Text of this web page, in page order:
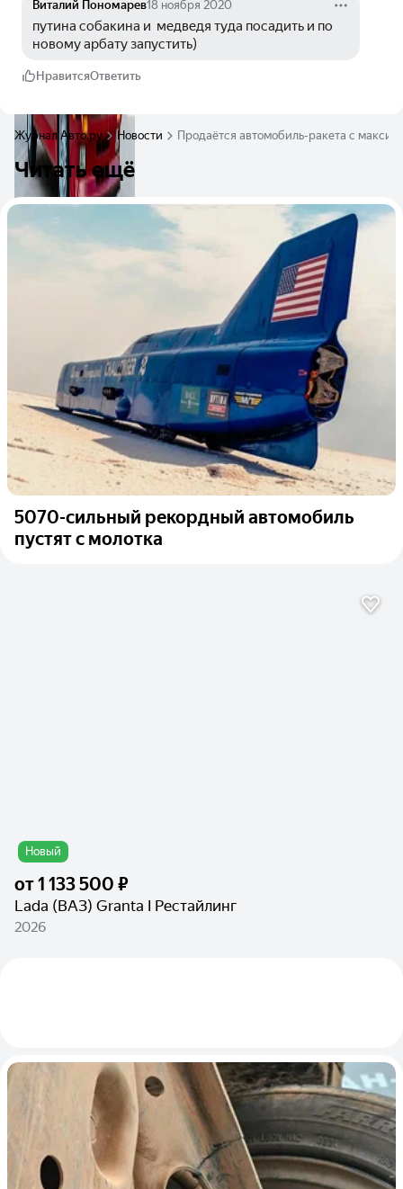
Виталий Пономарев18 ноября 2020
путина собакина и  медведя туда посадить и по
новому арбату запустить)
НравитсяОтветить
Журнал Авто.ру Новости Продаётся автомобиль-ракета с
Читать ещё
5070-сильный рекордный автомобиль
пустят с молотка
Новый
от1 133 500 ₽
Lada (ВАЗ) Granta I Рестайлинг
2026